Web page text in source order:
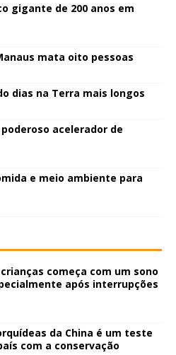
gigante de 200 anos em
mata oito pessoas
dias na Terra mais longos
acelerador de
e meio ambiente para
começa com um sono
após interrupções
da China é um teste
com a conservação